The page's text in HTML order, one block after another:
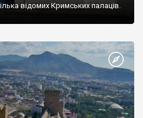
відомих Кримських палаців.